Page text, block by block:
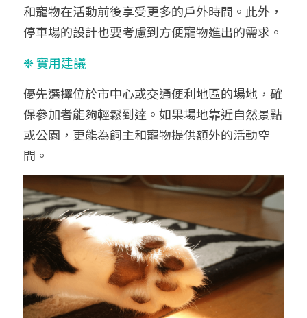
和寵物在活動前後享受更多的戶外時間。此外，
停車場的設計也要考慮到方便寵物進出的需求。
❉ 實用建議
優先選擇位於市中心或交通便利地區的場地，確
保參加者能夠輕鬆到達。如果場地靠近自然景點
或公園，更能為飼主和寵物提供額外的活動空
間。